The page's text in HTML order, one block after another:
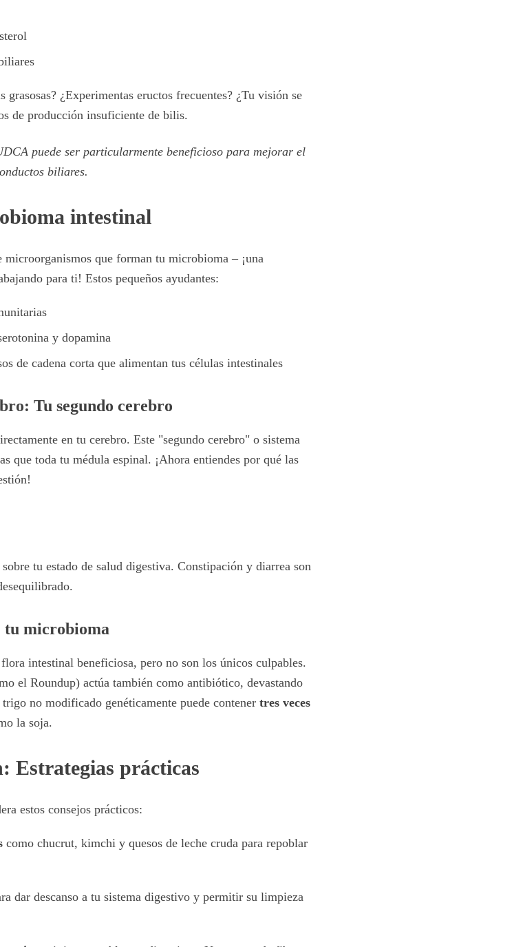
grasosas? ¿Experimentas eructos frecuentes? ¿Tu visión se
de producción insuficiente de bilis.
puede ser particularmente beneficioso para mejorar el
biliares.
intestinal
que forman tu microbioma – ¡una
para ti! Estos pequeños ayudantes:
y dopamina
de cadena corta que alimentan tus células intestinales
Tu segundo cerebro
en tu cerebro. Este "segundo cerebro" o sistema
que toda tu médula espinal. ¡Ahora entiendes por qué las
tu estado de salud digestiva. Constipación y diarrea son
tu microbioma
intestinal beneficiosa, pero no son los únicos culpables.
el Roundup) actúa también como antibiótico, devastando
no modificado genéticamente puede contener tres veces
la soja.
Estrategias prácticas
estos consejos prácticos:
como chucrut, kimchi y quesos de leche cruda para repoblar
dar descanso a tu sistema digestivo y permitir su limpieza